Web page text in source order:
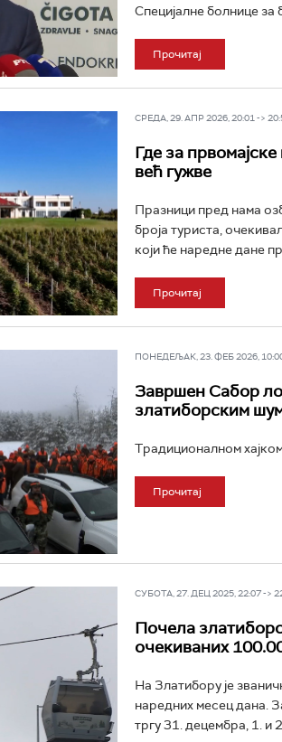
Специјалне болнице за
Прочитај
СРЕДА, 29. АПР 2026, 20:01 ->
Где за
већ гужве
Празници пред нама
броја туриста,
који ће наредне дане
Прочитај
ПОНЕДЕЉАК, 23. ФЕБ 2026,
Завршен Сабор
златиборским
Традиционалном
Прочитај
СУБОТА, 27. ДЕЦ 2025, 22:07 ->
Почела
очекиваних
На Златибору је
наредних месец дана.
тргу 31. децембра, 1. и 2.